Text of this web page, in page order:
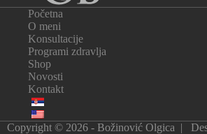
Početna
O meni
Konsultacije
Programi zdravlja
Shop
Novosti
Kontakt
Copyright © 2026 - Božinović Olgica |